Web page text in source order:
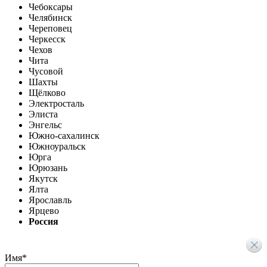
Чебоксары
Челябинск
Череповец
Черкесск
Чехов
Чита
Чусовой
Шахты
Щёлково
Электросталь
Элиста
Энгельс
Южно-сахалинск
Южноуральск
Юрга
Юрюзань
Якутск
Ялта
Ярославль
Ярцево
Россия
Имя*